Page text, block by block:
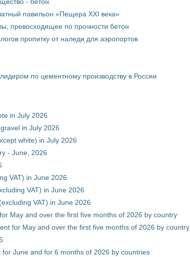
павильон «Пещера XXI века»
превосходящее по прочности бетон
пропитку от наледи для аэропортов
по цементному производству в России
in July 2026
in July 2026
white) in July 2026
- June, 2026
VAT) in June 2026
VAT) in June 2026
VAT) in June 2026
May and over the first five months of 2026 by country
for May and over the first five months of 2026 by country
June and for 6 months of 2026 by countries